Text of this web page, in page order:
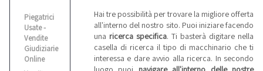
Piegatrici
Usate -
Vendite
Giudiziarie
Online
Hai tre possibilità per trovare la migliore offerta
all'interno del nostro sito. Puoi iniziare facendo
una ricerca specifica. Ti basterà digitare nella
casella di ricerca il tipo di macchinario che ti
interessa e dare avvio alla ricerca. In secondo